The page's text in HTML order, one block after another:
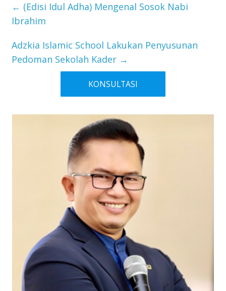
← (Edisi Idul Adha) Mengenal Sosok Nabi
Ibrahim
Adzkia Islamic School Lakukan Penyusunan
Pedoman Sekolah Kader →
KONSULTASI